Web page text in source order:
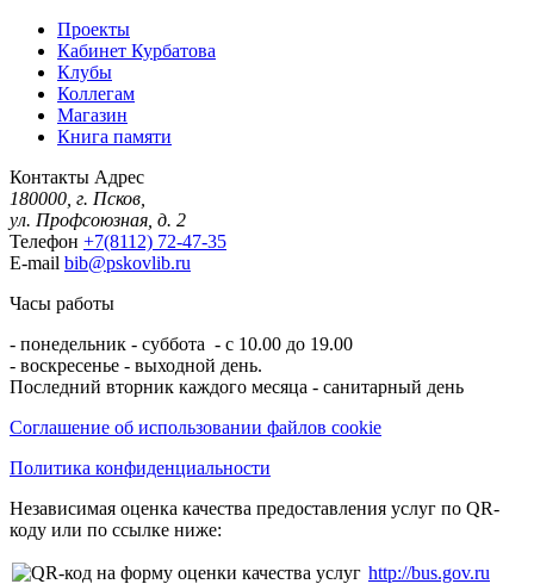
Проекты
Кабинет Курбатова
Клубы
Коллегам
Магазин
Книга памяти
Контакты Адрес
180000, г. Псков,
ул. Профсоюзная, д. 2
Телефон +7(8112) 72-47-35
E-mail bib@pskovlib.ru
Часы работы
- понедельник - суббота - с 10.00 до 19.00
- воскресенье - выходной день.
Последний вторник каждого месяца - санитарный день
Соглашение об использовании файлов cookie
Политика конфиденциальности
Независимая оценка качества предоставления услуг по QR-
коду или по ссылке ниже:
http://bus.gov.ru